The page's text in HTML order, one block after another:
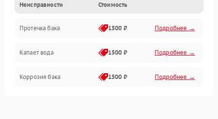
Датчики
Механика
Неисправности Стоимость
Протечка бака 1500 ₽ Подробнее →
Капает вода 1500 ₽ Подробнее →
Коррозия бака 1500 ₽ Подробнее →